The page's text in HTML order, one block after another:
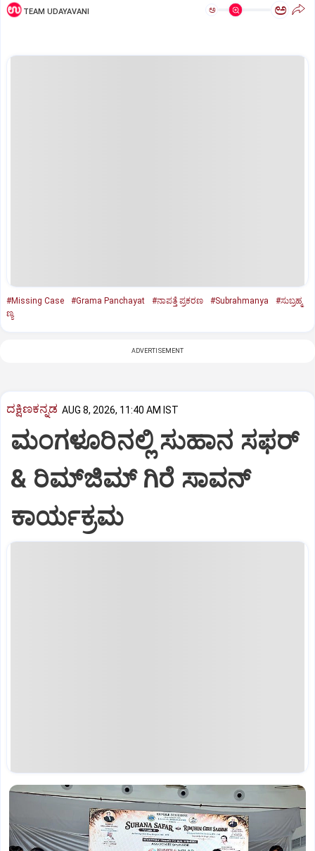
TEAM UDAYAVANI ಅ ಅ
#Missing Case #Grama Panchayat #ನಾಪತ್ತೆ ಪ್ರಕರಣ #Subrahmanya
#ಸುಬ್ರಹ್ಮ
ಣ್ಯ
ADVERTISEMENT
ದಕ್ಷಿಣಕನ್ನಡ AUG 8, 2026, 11:40 AM IST
ಮಂಗಳೂರಿನಲ್ಲಿ ಸುಹಾನ ಸಫರ್
& ರಿಮ್‌ಜಿಮ್ ಗಿರೆ ಸಾವನ್
ಕಾರ್ಯಕ್ರಮ